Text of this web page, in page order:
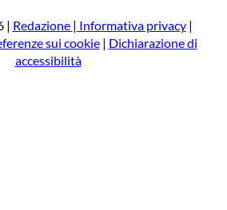
a
| Redazione | Informativa privacy|
sui cookie| Dichiarazione di
accessibilità